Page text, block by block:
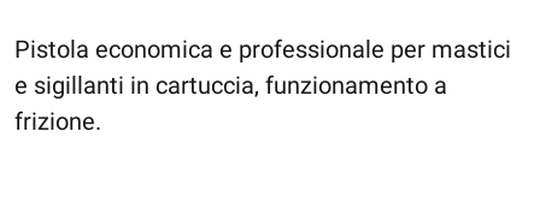
Pistola economica e professionale per mastici
e sigillanti in cartuccia, funzionamento a
frizione.